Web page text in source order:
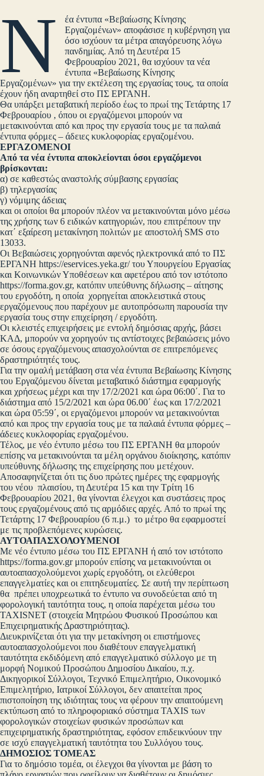
Ν
έα έντυπα «Βεβαίωσης Κίνησης
Εργαζομένων» αποφάσισε η κυβέρνηση για
όσο ισχύουν τα μέτρα απαγόρευσης λόγω
πανδημίας. Από τη Δευτέρα 15
Φεβρουαρίου 2021, θα ισχύουν τα νέα
έντυπα «Βεβαίωσης Κίνησης
Εργαζομένων» για την εκτέλεση της εργασίας τους, τα οποία
έχουν ήδη αναρτηθεί στο ΠΣ ΕΡΓΑΝΗ.
Θα υπάρξει μεταβατική περίοδο έως το πρωί της Τετάρτης 17
Φεβρουαρίου , όπου οι εργαζόμενοι μπορούν να
μετακινούνται από και προς την εργασία τους με τα παλαιά
έντυπα φόρμες – άδειες κυκλοφορίας εργαζομένου.
ΕΡΓΑΖΟΜΕΝΟΙ
Από τα νέα έντυπα αποκλείονται όσοι εργαζόμενοι
βρίσκονται:
α) σε καθεστώς αναστολής σύμβασης εργασίας
β) τηλεργασίας
γ) νόμιμης άδειας
και οι οποίοι θα μπορούν πλέον να μετακινούνται μόνο μέσω
της χρήσης των 6 ειδικών κατηγοριών, που επιτρέπουν την
κατ΄ εξαίρεση μετακίνηση πολιτών με αποστολή SMS στο
13033.
Οι Βεβαιώσεις χορηγούνται αφενός ηλεκτρονικά από το ΠΣ
ΕΡΓΑΝΗ https://eservices.yeka.gr/ του Υπουργείου Εργασίας
και Κοινωνικών Υποθέσεων και αφετέρου από τον ιστότοπο
https://forma.gov.gr, κατόπιν υπεύθυνης δήλωσης – αίτησης
του εργοδότη, η οποία χορηγείται αποκλειστικά στους
εργαζόμενους που παρέχουν με αυτοπρόσωπη παρουσία την
εργασία τους στην επιχείρηση / εργοδότη.
Οι κλειστές επιχειρήσεις με εντολή δημόσιας αρχής, βάσει
ΚΑΔ, μπορούν να χορηγούν τις αντίστοιχες βεβαιώσεις μόνο
σε όσους εργαζόμενους απασχολούνται σε επιτρεπόμενες
δραστηριότητές τους.
Για την ομαλή μετάβαση στα νέα έντυπα Βεβαίωσης Κίνησης
του Εργαζόμενου δίνεται μεταβατικό διάστημα εφαρμογής
και χρήσεως μέχρι και την 17/2/2021 και ώρα 06:00΄. Για το
διάστημα από 15/2/2021 και ώρα 06.00΄ έως και 17/2/2021
και ώρα 05:59΄, οι εργαζόμενοι μπορούν να μετακινούνται
από και προς την εργασία τους με τα παλαιά έντυπα φόρμες –
άδειες κυκλοφορίας εργαζομένου.
Τέλος, με νέο έντυπο μέσω του ΠΣ ΕΡΓΑΝΗ θα μπορούν
επίσης να μετακινούνται τα μέλη οργάνου διοίκησης, κατόπιν
υπεύθυνης δήλωσης της επιχείρησης που μετέχουν.
Αποσαφηνίζεται ότι τις δυο πρώτες ημέρες της εφαρμογής
του νέου πλαισίου, τη Δευτέρα 15 και την Τρίτη 16
Φεβρουαρίου 2021, θα γίνονται έλεγχοι και συστάσεις προς
τους εργαζομένους από τις αρμόδιες αρχές. Από το πρωί της
Τετάρτης 17 Φεβρουαρίου (6 π.μ.) το μέτρο θα εφαρμοστεί
με τις προβλεπόμενες κυρώσεις.
ΑΥΤΟΑΠΑΣΧΟΛΟΥΜΕΝΟΙ
Με νέο έντυπο μέσω του ΠΣ ΕΡΓΑΝΗ ή από τον ιστότοπο
https://forma.gov.gr μπορούν επίσης να μετακινούνται οι
αυτοαπασχολούμενοι χωρίς εργοδότη, οι ελεύθεροι
επαγγελματίες και οι επιτηδευματίες. Σε αυτή την περίπτωση
θα πρέπει υποχρεωτικά το έντυπο να συνοδεύεται από τη
φορολογική ταυτότητα τους, η οποία παρέχεται μέσω του
TAXISNET (στοιχεία Μητρώου Φυσικού Προσώπου και
Επιχειρηματικής Δραστηριότητας).
Διευκρινίζεται ότι για την μετακίνηση οι επιστήμονες
αυτοαπασχολούμενοι που διαθέτουν επαγγελματική
ταυτότητα εκδιδόμενη από επαγγελματικό σύλλογο με τη
μορφή Νομικού Προσώπου Δημοσίου Δικαίου, π.χ.
Δικηγορικοί Σύλλογοι, Τεχνικό Επιμελητήριο, Οικονομικό
Επιμελητήριο, Ιατρικοί Σύλλογοι, δεν απαιτείται προς
πιστοποίηση της ιδιότητας τους να φέρουν την απαιτούμενη
εκτύπωση από το πληροφοριακό σύστημα TAXIS των
φορολογικών στοιχείων φυσικών προσώπων και
επιχειρηματικής δραστηριότητας, εφόσον επιδεικνύουν την
σε ισχύ επαγγελματική ταυτότητα του Συλλόγου τους.
ΔΗΜΟΣΙΟΣ ΤΟΜΕΑΣ
Για το δημόσιο τομέα, οι έλεγχοι θα γίνονται με βάση το